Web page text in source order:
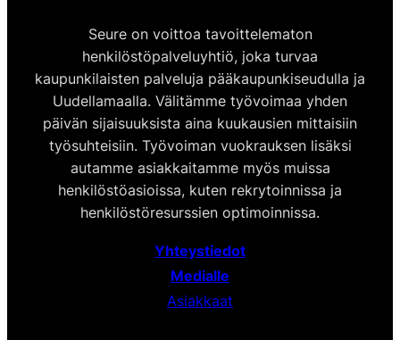
Seure on voittoa tavoittelematon
henkilöstöpalveluyhtiö, joka turvaa
kaupunkilaisten palveluja pääkaupunkiseudulla ja
Uudellamaalla. Välitämme työvoimaa yhden
päivän sijaisuuksista aina kuukausien mittaisiin
työsuhteisiin. Työvoiman vuokrauksen lisäksi
autamme asiakkaitamme myös muissa
henkilöstöasioissa, kuten rekrytoinnissa ja
henkilöstöresurssien optimoinnissa.
Yhteystiedot
Medialle
Asiakkaat